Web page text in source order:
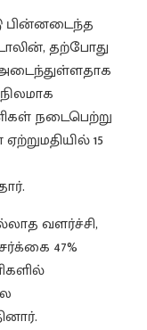
பின்னடைந்த
தற்போது
அடைந்துள்ளதாக
நடைபெற்று
15
வளர்ச்சி,
47%